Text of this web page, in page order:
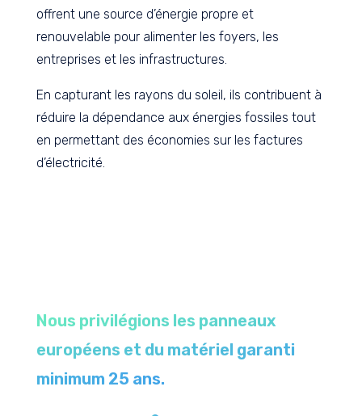
offrent une source d’énergie propre et
renouvelable pour alimenter les foyers, les
entreprises et les infrastructures.
En capturant les rayons du soleil, ils contribuent à
réduire la dépendance aux énergies fossiles tout
en permettant des économies sur les factures
d’électricité.
Nous privilégions les panneaux
européens et du matériel garanti
minimum 25 ans.